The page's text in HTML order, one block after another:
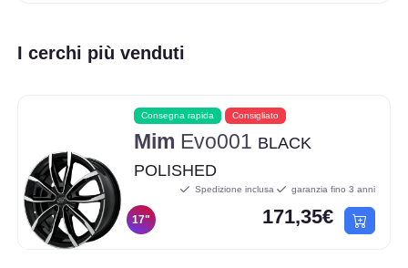
I cerchi più venduti
Consegna rapida Consigliato
Mim Evo001 BLACK
POLISHED
17"
Spedizione inclusa garanzia fino 3 anni
171,35€